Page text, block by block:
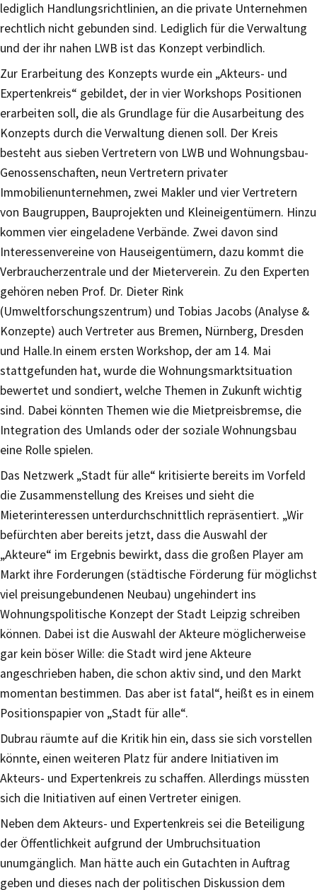
lediglich Handlungsrichtlinien, an die private Unternehmen
rechtlich nicht gebunden sind. Lediglich für die Verwaltung
und der ihr nahen LWB ist das Konzept verbindlich.
Zur Erarbeitung des Konzepts wurde ein „Akteurs- und
Expertenkreis“ gebildet, der in vier Workshops Positionen
erarbeiten soll, die als Grundlage für die Ausarbeitung des
Konzepts durch die Verwaltung dienen soll. Der Kreis
besteht aus sieben Vertretern von LWB und Wohnungsbau-
Genossenschaften, neun Vertretern privater
Immobilienunternehmen, zwei Makler und vier Vertretern
von Baugruppen, Bauprojekten und Kleineigentümern. Hinzu
kommen vier eingeladene Verbände. Zwei davon sind
Interessenvereine von Hauseigentümern, dazu kommt die
Verbraucherzentrale und der Mieterverein. Zu den Experten
gehören neben Prof. Dr. Dieter Rink
(Umweltforschungszentrum) und Tobias Jacobs (Analyse &
Konzepte) auch Vertreter aus Bremen, Nürnberg, Dresden
und Halle.In einem ersten Workshop, der am 14. Mai
stattgefunden hat, wurde die Wohnungsmarktsituation
bewertet und sondiert, welche Themen in Zukunft wichtig
sind. Dabei könnten Themen wie die Mietpreisbremse, die
Integration des Umlands oder der soziale Wohnungsbau
eine Rolle spielen.
Das Netzwerk „Stadt für alle“ kritisierte bereits im Vorfeld
die Zusammenstellung des Kreises und sieht die
Mieterinteressen unterdurchschnittlich repräsentiert. „Wir
befürchten aber bereits jetzt, dass die Auswahl der
„Akteure“ im Ergebnis bewirkt, dass die großen Player am
Markt ihre Forderungen (städtische Förderung für möglichst
viel preisungebundenen Neubau) ungehindert ins
Wohnungspolitische Konzept der Stadt Leipzig schreiben
können. Dabei ist die Auswahl der Akteure möglicherweise
gar kein böser Wille: die Stadt wird jene Akteure
angeschrieben haben, die schon aktiv sind, und den Markt
momentan bestimmen. Das aber ist fatal“, heißt es in einem
Positionspapier von „Stadt für alle“.
Dubrau räumte auf die Kritik hin ein, dass sie sich vorstellen
könnte, einen weiteren Platz für andere Initiativen im
Akteurs- und Expertenkreis zu schaffen. Allerdings müssten
sich die Initiativen auf einen Vertreter einigen.
Neben dem Akteurs- und Expertenkreis sei die Beteiligung
der Öffentlichkeit aufgrund der Umbruchsituation
unumgänglich. Man hätte auch ein Gutachten in Auftrag
geben und dieses nach der politischen Diskussion dem